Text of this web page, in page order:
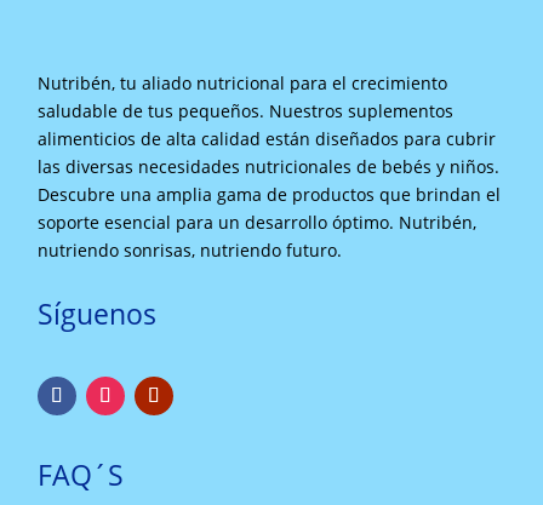
Nutribén, tu aliado nutricional para el crecimiento
saludable de tus pequeños. Nuestros suplementos
alimenticios de alta calidad están diseñados para cubrir
las diversas necesidades nutricionales de bebés y niños.
Descubre una amplia gama de productos que brindan el
soporte esencial para un desarrollo óptimo. Nutribén,
nutriendo sonrisas, nutriendo futuro.
Síguenos
FAQ´S